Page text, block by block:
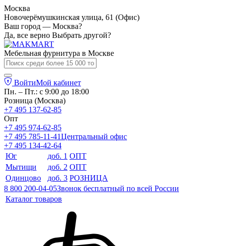
Москва
Новочерёмушкинская улица, 61 (Офис)
Ваш город — Москва?
Да, все верно Выбрать другой?
Мебельная фурнитура в Москве
ВойтиМой кабинет
Пн. – Пт.: с 9:00 до 18:00
Розница (Москва)
+7 495 137-62-85
Опт
+7 495 974-62-85
+7 495 785-11-41Центральный офис
+7 495 134-42-64
Юг
доб. 1 ОПТ
Мытищи
доб. 2 ОПТ
Одинцово
доб. 3 РОЗНИЦА
8 800 200-04-05Звонок бесплатный по всей России
Каталог товаров